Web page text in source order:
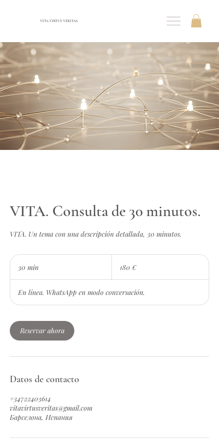
VITA VIRTUS VERITAS
VITA. Consulta de 30 minutos.
VITA. Un tema con una descripción detallada, 30 minutos.
30 min
m
i
180 €
En línea. WhatsApp en modo conversación.
Reservar ahora
Datos de contacto
+34722403614
vitavirtusveritas@gmail.com
Барселона, Испания